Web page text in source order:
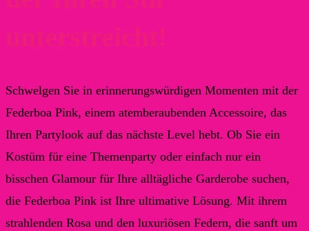
unterstreicht!
Schwelgen Sie in erinnerungswürdigen Momenten mit der
Federboa Pink, einem atemberaubenden Accessoire, das
Ihren Partylook auf das nächste Level hebt. Ob Sie ein
Kostüm für eine Themenparty oder einfach nur ein
bisschen Glamour für Ihre alltägliche Garderobe suchen,
die Federboa Pink ist Ihre ultimative Lösung. Mit ihrem
strahlenden Rosa und den luxuriösen Federn, die sanft um